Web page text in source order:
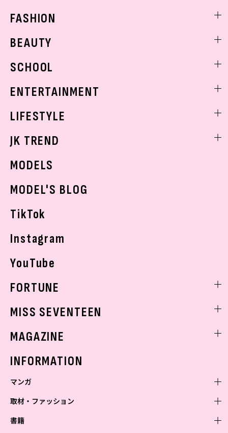
FASHION
着回し
BEAUTY
ベストコスメ
ボディケア
SCHOOL
学校ヘアメイク
ENTERTAINMENT
K-POP
LIFESTYLE
モデルの購入品
JK TREND
MODELS
MODEL'S BLOG
TikTok
Instagram
YouTube
FORTUNE
MISS SEVENTEEN
MAGAZINE
INFORMATION
マンガ
少年マンガ
青年マンガ
取材・ファッション
ファッション・美容
書籍